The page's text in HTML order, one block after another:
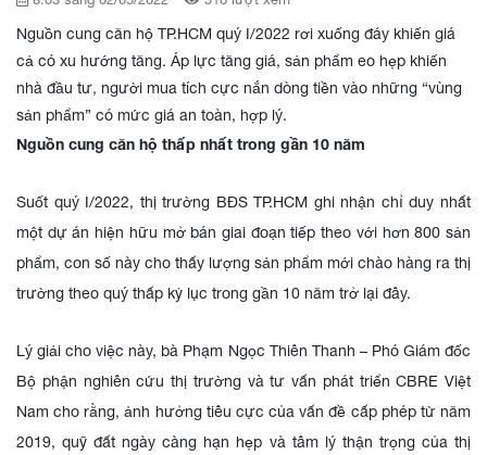
Nguồn cung căn hộ TP.HCM quý I/2022 rơi xuống đáy khiến giá
cả có xu hướng tăng. Áp lực tăng giá, sản phẩm eo hẹp khiến
nhà đầu tư, người mua tích cực nắn dòng tiền vào những “vùng
sản phẩm” có mức giá an toàn, hợp lý.
Nguồn cung căn hộ thấp nhất trong gần 10 năm
Suốt quý I/2022, thị trường BĐS TP.HCM ghi nhận chỉ duy nhất
một dự án hiện hữu mở bán giai đoạn tiếp theo với hơn 800 sản
phẩm, con số này cho thấy lượng sản phẩm mới chào hàng ra thị
trường theo quý thấp kỷ lục trong gần 10 năm trở lại đây.
Lý giải cho việc này, bà Phạm Ngọc Thiên Thanh – Phó Giám đốc
Bộ phận nghiên cứu thị trường và tư vấn phát triển CBRE Việt
Nam cho rằng, ảnh hưởng tiêu cực của vấn đề cấp phép từ năm
2019, quỹ đất ngày càng hạn hẹp và tâm lý thận trọng của thị